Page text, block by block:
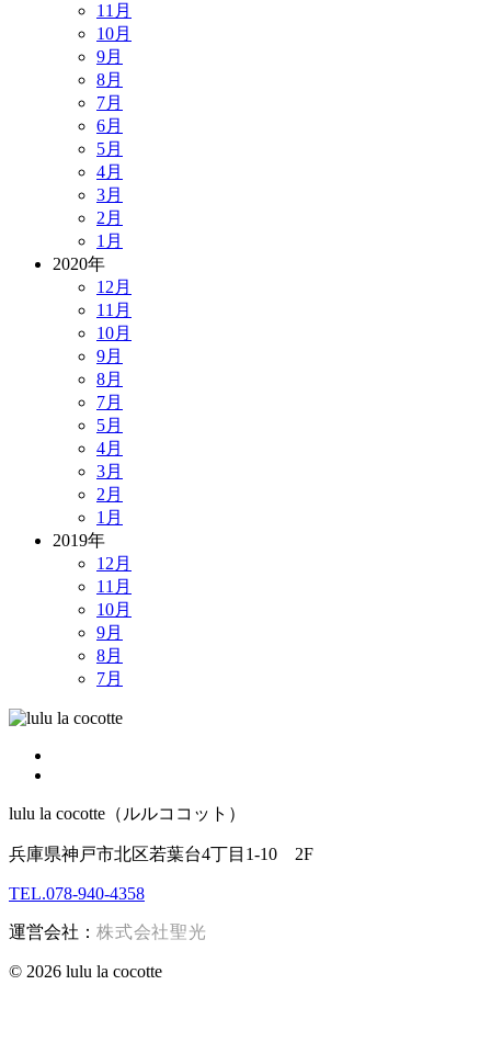
11月
10月
9月
8月
7月
6月
5月
4月
3月
2月
1月
2020年
12月
11月
10月
9月
8月
7月
5月
4月
3月
2月
1月
2019年
12月
11月
10月
9月
8月
7月
lulu la cocotte（ルルココット）
兵庫県神戸市北区若葉台4丁目1-10 2F
TEL.078-940-4358
運営会社： 株式会社聖光
© 2026 lulu la cocotte